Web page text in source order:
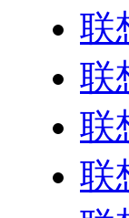
联
联
联
联